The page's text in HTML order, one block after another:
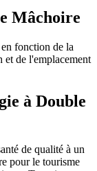
Mâchoire
fonction de la
et de l'emplacement
à Double
de qualité à un
pour le tourisme